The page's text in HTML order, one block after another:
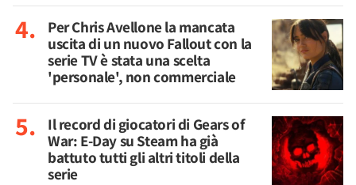
Per Chris Avellone la mancata
uscita di un nuovo Fallout con la
serie TV è stata una scelta
'personale', non commerciale
Il record di giocatori di Gears of
War: E-Day su Steam ha già
battuto tutti gli altri titoli della
serie